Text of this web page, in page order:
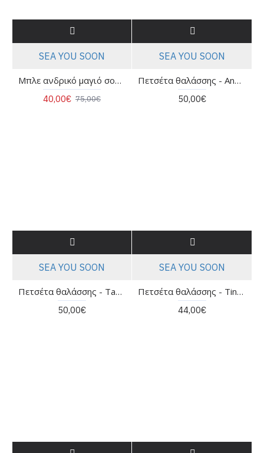
SEA YOU SOON
Μπλε ανδρικό μαγιό σορτς - Sea you soon Limniona 7020117
40,00€ 75,00€
SEA YOU SOON
Πετσέτα θαλάσσης - Andalucia Sea you soon
50,00€
SEA YOU SOON
Πετσέτα θαλάσσης - Tangaroa Sea you soon
50,00€
SEA YOU SOON
Πετσέτα θαλάσσης - Tinetto Sea you soon
44,00€